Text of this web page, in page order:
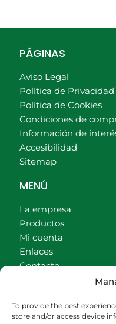
To provide the best
store and/or access device
PÁGINAS
Aviso Legal
Política de Privacidad
Política de Cookies
Condiciones de
Información de
Accesibilidad
Sitemap
MENÚ
La empresa
Productos
Mi cuenta
Enlaces
Contacto
CONTACTO